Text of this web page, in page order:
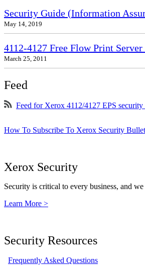
Security Guide (Information
May 14, 2019
4112-4127 Free Flow Print
March 25, 2011
Feed
Feed for Xerox 4112/4127 EPS security
How To Subscribe To Xerox Security
Xerox Security
Security is critical to every business, and
Learn More >
Security Resources
Frequently Asked Questions